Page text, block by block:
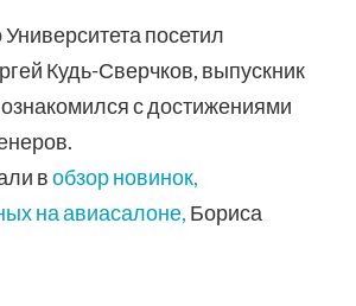
посетил
Кудь-Сверчков, выпускник
с достижениями
вобзор новинок,
на авиасалоне, Бориса